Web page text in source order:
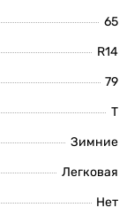
65
R14
79
T
Зимние
Легковая
Нет